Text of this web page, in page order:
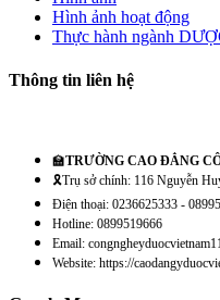
Hình ảnh hoạt động
Thực hành ngành
Thông tin liên hệ
🏫TRƯỜNG CAO ĐẲNG
🎗️Trụ sở chính: 116 Nguyễn
Điện thoại: 0236625333 -
Hotline: 0899519666
Email:
Website: https://